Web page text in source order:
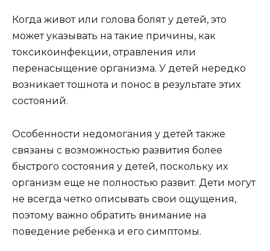
Когда живот или голова болят у детей, это
может указывать на такие причины, как
токсикоинфекции, отравления или
перенасыщение организма. У детей нередко
возникает тошнота и понос в результате этих
состояний.
Особенности недомогания у детей также
связаны с возможностью развития более
быстрого состояния у детей, поскольку их
организм еще не полностью развит. Дети могут
не всегда четко описывать свои ощущения,
поэтому важно обратить внимание на
поведение ребенка и его симптомы.